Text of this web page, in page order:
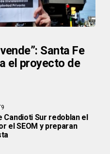
Santa Fe
el proyecto de
Candioti Sur redoblan el
el SEOM y preparan